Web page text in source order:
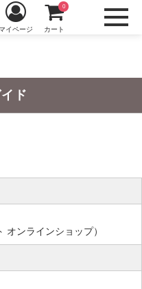
イページ カート
0
ド
オンラインショップ）